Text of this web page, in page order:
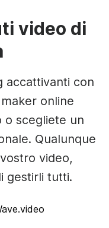
video di
accattivanti con
online
o scegliete un
Qualunque
video,
gestirli tutti.